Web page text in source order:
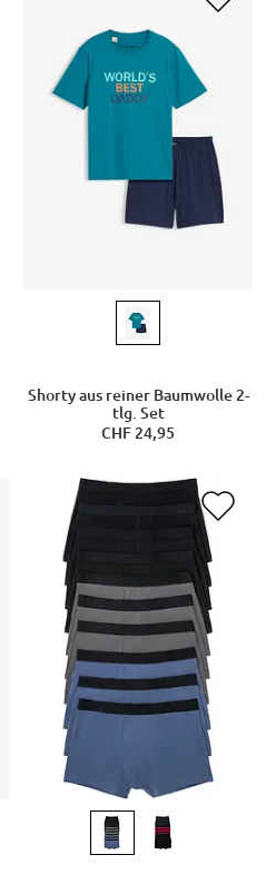
Shorty aus reiner Baumwolle 2-
tlg. Set
CHF 24,95